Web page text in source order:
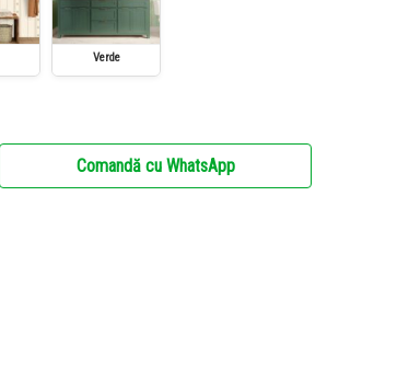
Verde
Comandă cu WhatsApp